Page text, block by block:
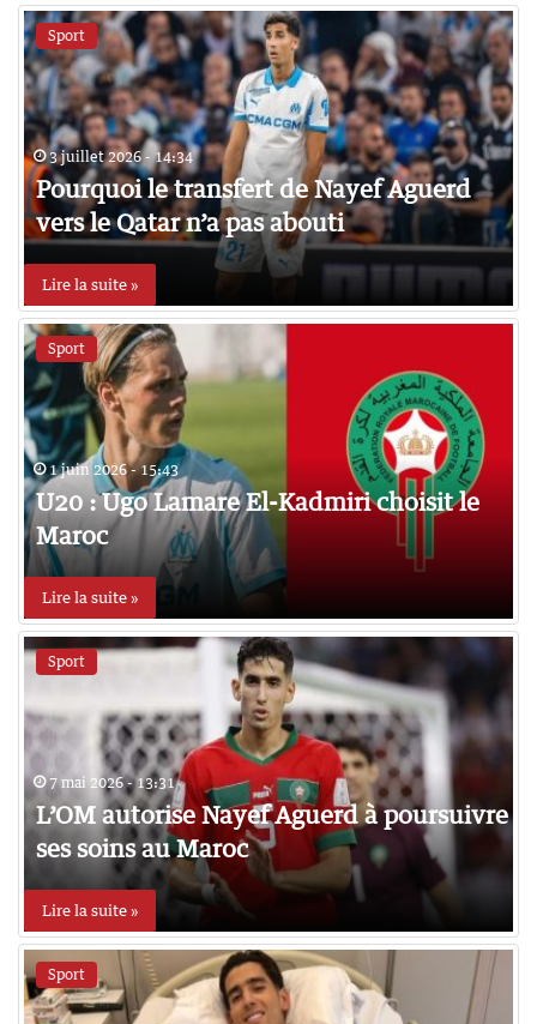
Sport
3 juillet 2026 - 14:34
Pourquoi le transfert de Nayef Aguerd
vers le Qatar n’a pas abouti
Lire la suite »
Sport
1 juin 2026 - 15:43
U20 : Ugo Lamare El-Kadmiri choisit le
Maroc
Lire la suite »
Sport
7 mai 2026 - 13:31
L’OM autorise Nayef Aguerd à poursuivre
ses soins au Maroc
Lire la suite »
Sport